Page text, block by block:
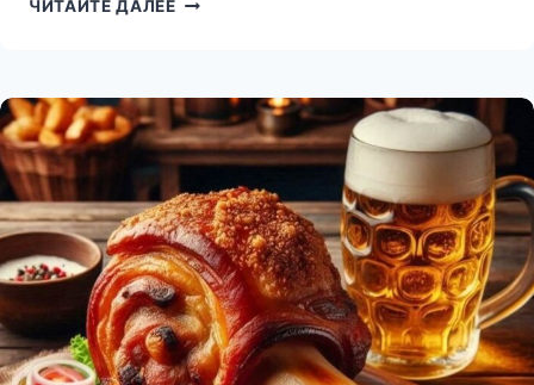
ЧИТАЙТЕ ДАЛЕЕ